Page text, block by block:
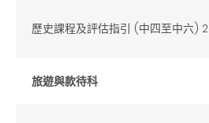
歷史課程及評估指引 (中四至中六)
旅遊與款待科